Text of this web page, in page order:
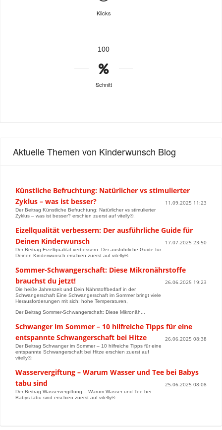
Klicks
100
Schnitt
Aktuelle Themen von Kinderwunsch Blog
Künstliche Befruchtung: Natürlicher vs stimulierter
Zyklus – was ist besser?
11.09.2025 11:23
Der Beitrag Künstliche Befruchtung: Natürlicher vs stimulierter
Zyklus – was ist besser? erschien zuerst auf vitelly®.
Eizellqualität verbessern: Der ausführliche Guide für
Deinen Kinderwunsch
17.07.2025 23:50
Der Beitrag Eizellqualität verbessern: Der ausführliche Guide für
Deinen Kinderwunsch erschien zuerst auf vitelly®.
Sommer-Schwangerschaft: Diese Mikronährstoffe
brauchst du jetzt!
26.06.2025 19:23
Die heiße Jahreszeit und Dein Nährstoffbedarf in der
Schwangerschaft Eine Schwangerschaft im Sommer bringt viele
Herausforderungen mit sich: hohe Temperaturen,
Der Beitrag Sommer-Schwangerschaft: Diese Mikronäh...
Schwanger im Sommer – 10 hilfreiche Tipps für eine
entspannte Schwangerschaft bei Hitze
26.06.2025 08:38
Der Beitrag Schwanger im Sommer – 10 hilfreiche Tipps für eine
entspannte Schwangerschaft bei Hitze erschien zuerst auf
vitelly®.
Wasservergiftung – Warum Wasser und Tee bei Babys
tabu sind
25.06.2025 08:08
Der Beitrag Wasservergiftung – Warum Wasser und Tee bei
Babys tabu sind erschien zuerst auf vitelly®.